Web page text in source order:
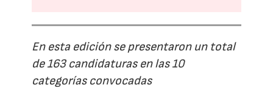
En esta edición se presentaron un total
de 163 candidaturas en las 10
categorías convocadas